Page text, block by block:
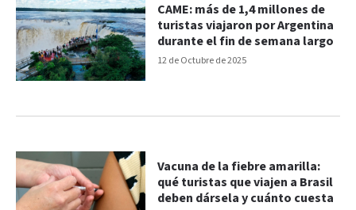
12 de Octubre de 2025
CAME: más de 1,4 millones de
turistas viajaron por Argentina
durante el fin de semana largo
Vacuna de la fiebre amarilla:
qué turistas que viajen a Brasil
deben dársela y cuánto cuesta